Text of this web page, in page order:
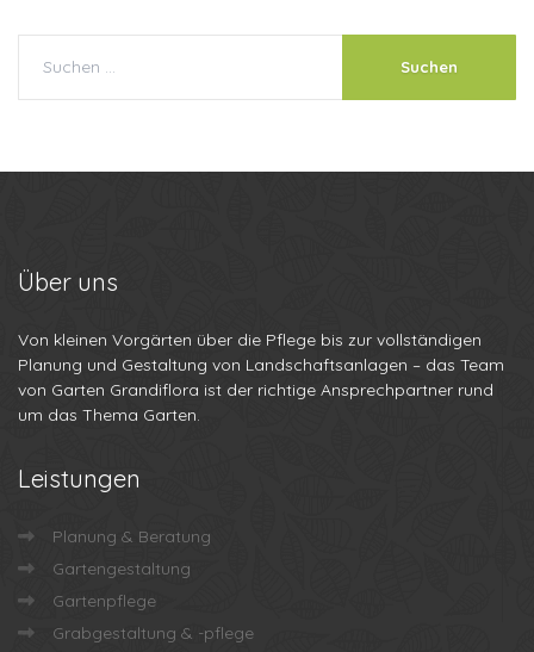
Über uns
Von kleinen Vorgärten über die Pflege bis zur vollständigen
Planung und Gestaltung von Landschaftsanlagen – das Team
von Garten Grandiflora ist der richtige Ansprechpartner rund
um das Thema Garten.
Leistungen
Planung & Beratung
Gartengestaltung
Gartenpflege
Grabgestaltung & -pflege